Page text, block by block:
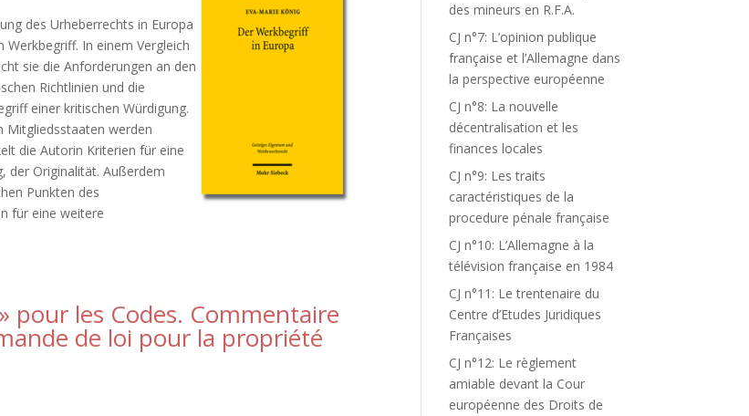
des Urheberrechts in Europa
In einem Vergleich
sie die Anforderungen an den
Richtlinien und die
einer kritischen Würdigung.
Mitgliedsstaaten werden
die Autorin Kriterien für eine
der Originalität. Außerdem
Punkten des
für eine weitere
pour les Codes. Commentaire
de loi pour la propriété
des mineurs en R.F.A.
CJ n°7: L’opinion publique
française et l’Allemagne dans
la perspective européenne
CJ n°8: La nouvelle
décentralisation et les
finances locales
CJ n°9: Les traits
caractéristiques de la
procedure pénale française
CJ n°10: L’Allemagne à la
télévision française en 1984
CJ n°11: Le trentenaire du
Centre d’Etudes Juridiques
Françaises
CJ n°12: Le règlement
amiable devant la Cour
européenne des Droits de